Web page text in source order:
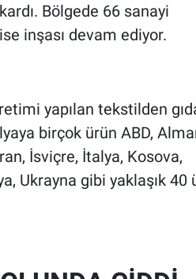
Bölgede 66 sanayi
inşası devam ediyor.
yapılan tekstilden
birçok ürün ABD,
İsviçre, İtalya, Kosova,
Ukrayna gibi yaklaşık 40